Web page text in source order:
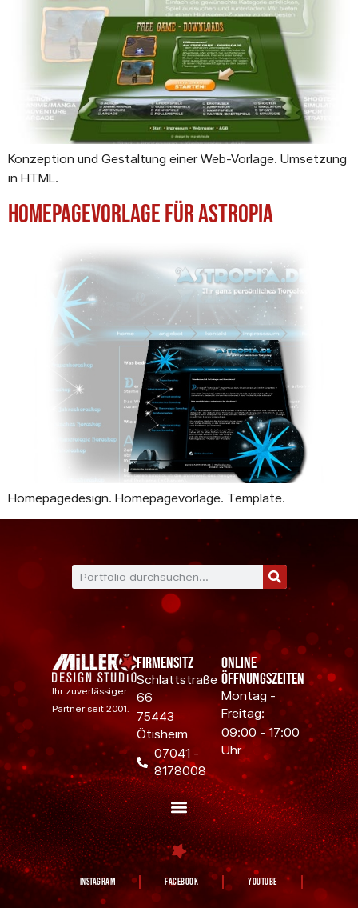
Konzeption und Gestaltung einer Web-Vorlage. Umsetzung
in HTML.
Homepagevorlage für Astropia
Homepagedesign. Homepagevorlage. Template.
Ihr zuverlässiger
Partner seit 2001.
Firmensitz
Schlattstraße
66
75443
Ötisheim
07041 -
8178008
Online
Öffnungszeiten
Montag -
Freitag:
09:00 - 17:00
Uhr
Instagram Facebook YouTube